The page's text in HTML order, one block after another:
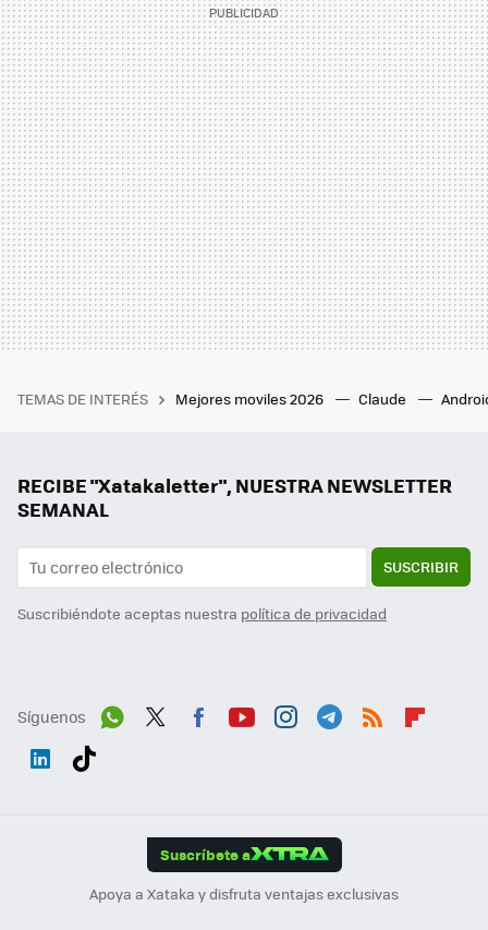
TEMAS DE INTERÉS Mejores moviles 2026 Claude
RECIBE "Xatakaletter", NUESTRA NEWSLETTER
SEMANAL
SUSCRIBIR
Suscribiéndote aceptas nuestra política de privacidad
Síguenos
Suscríbete a
Apoya a Xataka y disfruta ventajas exclusivas